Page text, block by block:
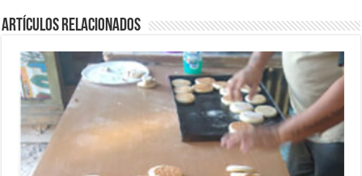
Artículos Relacionados